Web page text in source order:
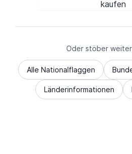
Oder stöber
Alle Nationalflaggen
Länderinformationen